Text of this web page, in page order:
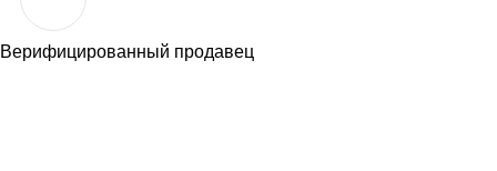
Верифицированный продавец